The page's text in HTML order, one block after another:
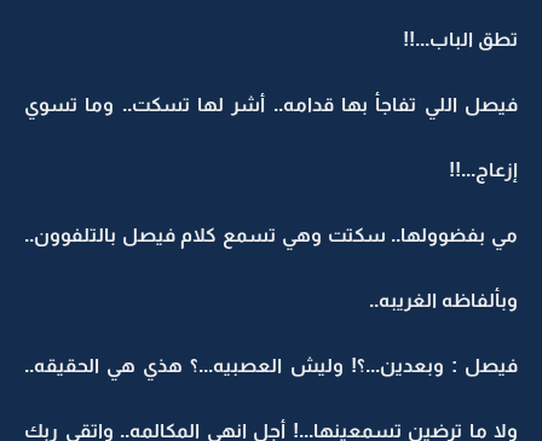
تطق الباب...!!
فيصل اللي تفاجأ بها قدامه.. أشر لها تسكت.. وما تسوي
إزعاج...!!
مي بفضوولها.. سكتت وهي تسمع كلام فيصل بالتلفوون..
وبألفاظه الغريبه..
فيصل : وبعدين...؟! وليش العصبيه...؟ هذي هي الحقيقه..
ولا ما ترضين تسمعينها...! أجل انهي المكالمه.. واتقي ربك